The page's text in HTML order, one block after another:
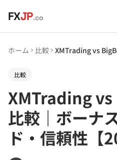
FXJP.co
ホーム 比較
比較
XMTrading
比較｜ボーナ
ド・信頼性【